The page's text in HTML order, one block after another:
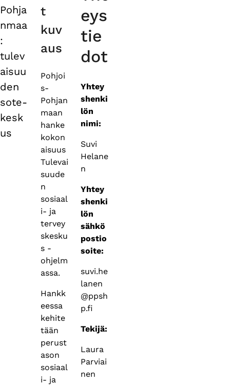
Pohja
nmaa
:
tulev
aisuu
den
sote-
kesk
us
t
kuv
aus
Pohjoi
s-
Pohjan
maan
hanke
kokon
aisuus
Tulevai
suude
n
sosiaal
i- ja
tervey
skesku
s -
ohjelm
assa.
Hankk
eessa
kehite
tään
perust
ason
sosiaal
i- ja
eys
tie
dot
Yhtey
shenki
lön
nimi:
Suvi
Helane
n
Yhtey
shenki
lön
sähkö
postio
soite:
suvi.he
lanen
@ppsh
p.fi
Tekijä:
Laura
Parviai
nen